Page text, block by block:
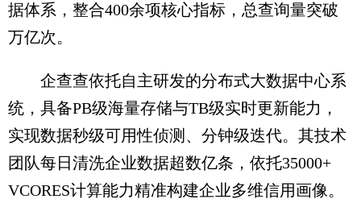
据体系，整合400余项核心指标，总查询量突破
万亿次。
企查查依托自主研发的分布式大数据中心系
统，具备PB级海量存储与TB级实时更新能力，
实现数据秒级可用性侦测、分钟级迭代。其技术
团队每日清洗企业数据超数亿条，依托35000+
VCORES计算能力精准构建企业多维信用画像。